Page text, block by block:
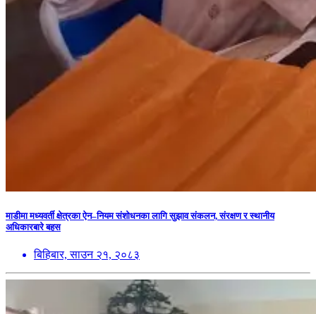
माडीमा मध्यवर्ती क्षेत्रका ऐन–नियम संशोधनका लागि सुझाव संकलन, संरक्षण र स्थानीय
अधिकारबारे बहस
बिहिबार, साउन २१, २०८३